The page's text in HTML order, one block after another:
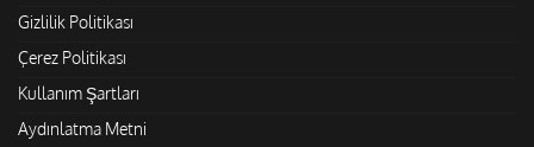
Gizlilik Politikası
Çerez Politikası
Kullanım Şartları
Aydınlatma Metni